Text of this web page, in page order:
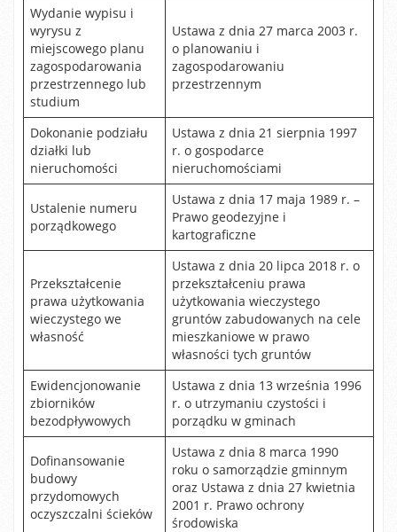
Wydanie wypisu i
wyrysu z
miejscowego planu
zagospodarowania
przestrzennego lub
studium
Ustawa z dnia 27 marca 2003 r.
o planowaniu i
zagospodarowaniu
przestrzennym
Dokonanie podziału
działki lub
nieruchomości
Ustawa z dnia 21 sierpnia 1997
r. o gospodarce
nieruchomościami
Ustalenie numeru
porządkowego
Ustawa z dnia 17 maja 1989 r. –
Prawo geodezyjne i
kartograficzne
Przekształcenie
prawa użytkowania
wieczystego we
własność
Ustawa z dnia 20 lipca 2018 r. o
przekształceniu prawa
użytkowania wieczystego
gruntów zabudowanych na cele
mieszkaniowe w prawo
własności tych gruntów
Ewidencjonowanie
zbiorników
bezodpływowych
Ustawa z dnia 13 września 1996
r. o utrzymaniu czystości i
porządku w gminach
Dofinansowanie
budowy
przydomowych
oczyszczalni ścieków
Ustawa z dnia 8 marca 1990
roku o samorządzie gminnym
oraz Ustawa z dnia 27 kwietnia
2001 r. Prawo ochrony
środowiska